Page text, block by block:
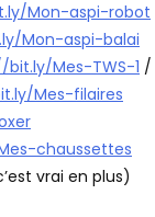
Mon-aspi-robot
Mon-aspi-balai
Mes-TWS-1 /
Mes-filaires
chaussettes
vrai en plus)